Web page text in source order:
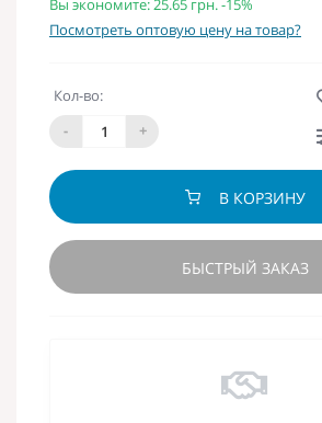
Вы экономите:25.65 грн.-15%
Посмотреть оптовую цену на товар?
Кол-во:
-
+
В КОРЗИНУ
БЫСТРЫЙ ЗАКАЗ